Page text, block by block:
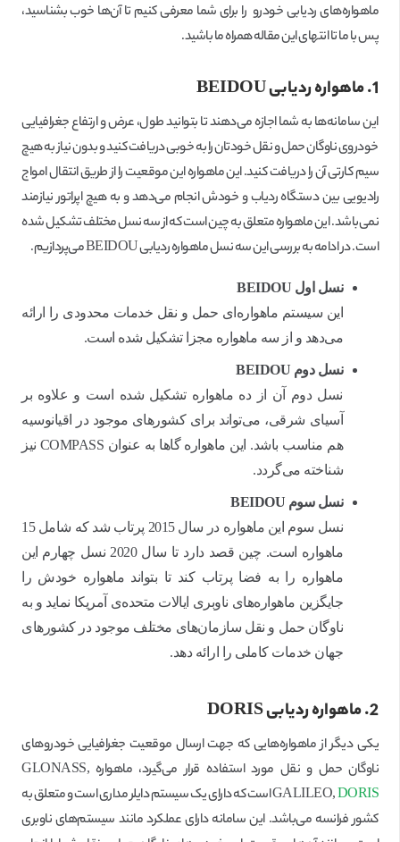
ماهواره‌های ردیابی خودرو را برای شما معرفی کنیم تا آن‌ها خوب بشناسید،
پس با ما تا انتهای این مقاله همراه ما باشید.
1. ماهواره ردیابی BEIDOU
این سامانه‌ها به شما اجازه می‌دهند تا بتوانید طول، عرض و ارتفاع جغرافیایی
خودروی ناوگان حمل و نقل خودتان را به خوبی دریافت کنید و بدون نیاز به هیچ
سیم کارتی آن را دریافت کنید. این ماهواره این موقعیت را از طریق انتقال امواج
رادیویی بین دستگاه ردیاب و خودش انجام می‌دهد و به هیچ اپراتور نیازمند
نمی‌باشد. این ماهواره متعلق به چین است که از سه نسل مختلف تشکیل شده
است. در ادامه به بررسی این سه نسل ماهواره ردیابی BEIDOU می‌پردازیم.
نسل اول BEIDOU
این سیستم ماهواره‌ای حمل و نقل خدمات محدودی را ارائه
می‌دهد و از سه ماهواره مجزا تشکیل شده است.
نسل دوم BEIDOU
نسل دوم آن از ده ماهواره تشکیل شده است و علاوه بر
آسیای شرقی، می‌تواند برای کشورهای موجود در اقیانوسیه
هم مناسب باشد. این ماهواره گاها به عنوان COMPASS نیز
شناخته می‌گردد.
نسل سوم BEIDOU
نسل سوم این ماهواره در سال 2015 پرتاب شد که شامل 15
ماهواره است. چین قصد دارد تا سال 2020 نسل چهارم این
ماهواره را به فضا پرتاب کند تا بتواند ماهواره خودش را
جایگزین ماهواره‌های ناوبری ایالات متحده‌ی آمریکا نماید و به
ناوگان حمل و نقل سازمان‌های مختلف موجود در کشورهای
جهان خدمات کاملی را ارائه دهد.
2. ماهواره ردیابی
یکی دیگر از ماهواره‌هایی که جهت ارسال موقعیت جغرافیایی خودروهای
ناوگان حمل و نقل مورد استفاده قرار می‌گیرد، ماهواره GLONASS,
GALILEO,DORIS
است که دارای یک سیستم دایلر مداری است و متعلق به
کشور فرانسه می‌باشد. این سامانه دارای عملکرد مانند سیستم‌های ناوبری